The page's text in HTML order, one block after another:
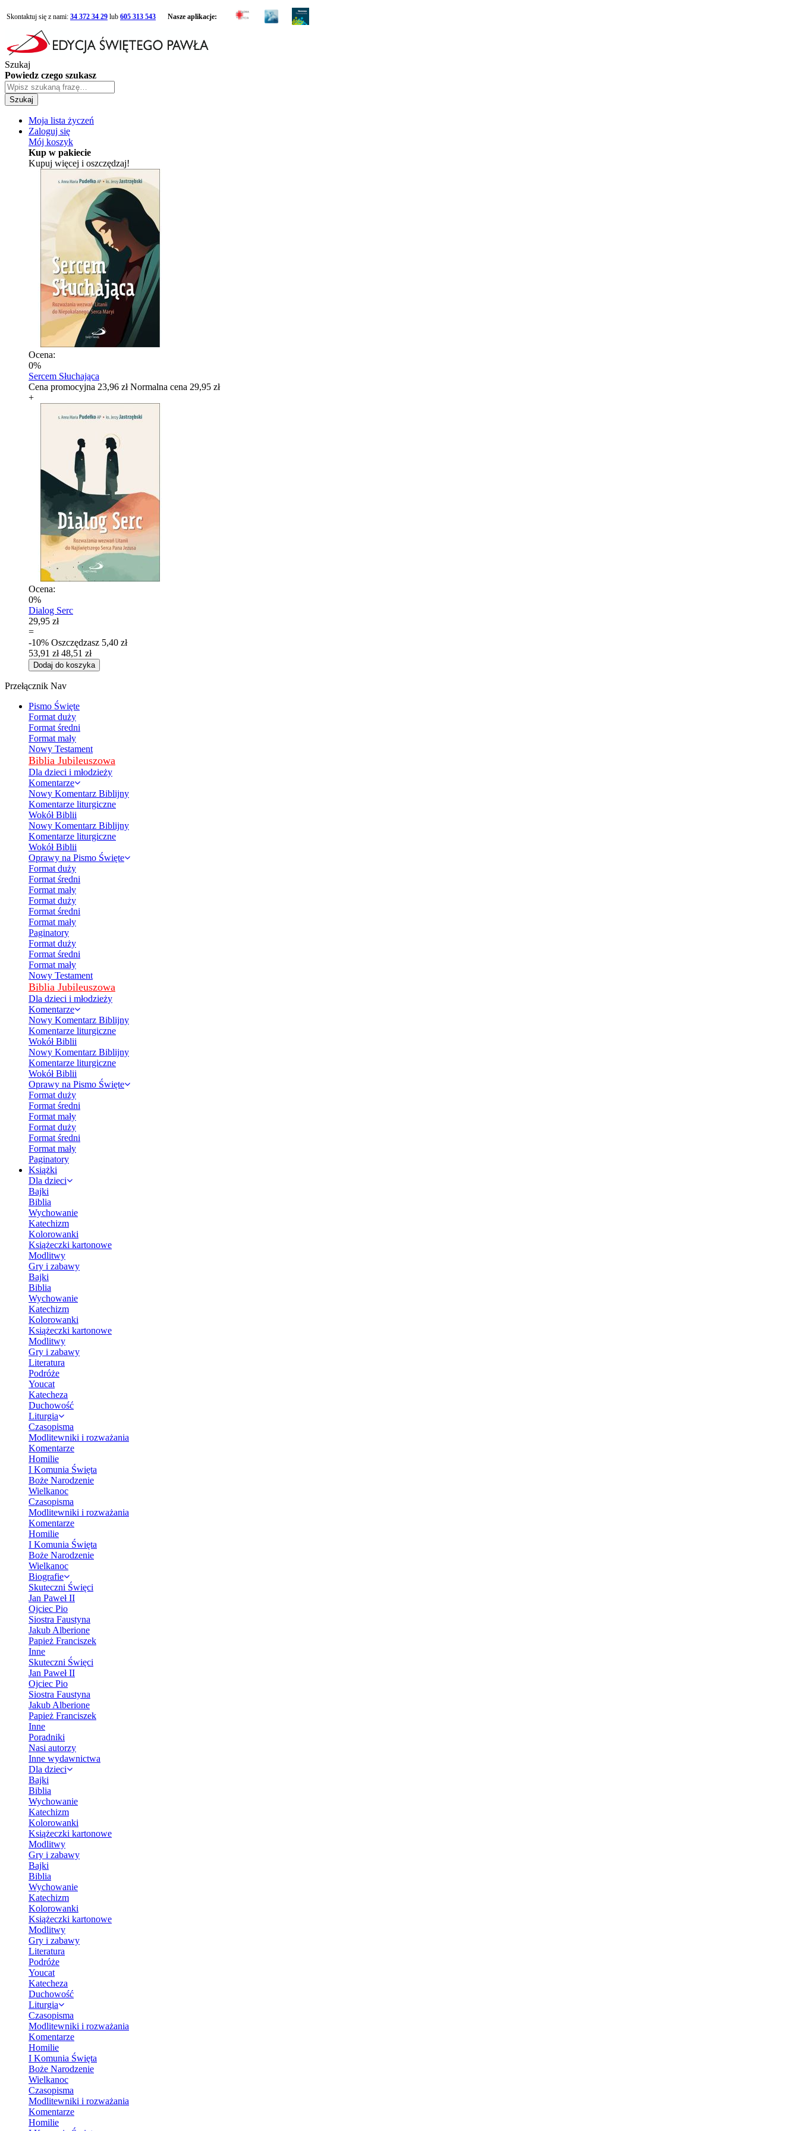
Skontaktuj się z nami: 34 372 34 29 lub 605 313 543 Nasze aplikacje:
Szukaj
Powiedz czego szukasz
Szukaj
Moja lista życzeń
Zaloguj się
Mój koszyk
Kup w pakiecie
Kupuj więcej i oszczędzaj!
Ocena:
0%
Sercem Słuchająca
Cena promocyjna 23,96 zł Normalna cena 29,95 zł
+
Ocena:
0%
Dialog Serc
29,95 zł
=
-10% Oszczędzasz 5,40 zł
53,91 zł 48,51 zł
Dodaj do koszyka
Przełącznik Nav
Pismo Święte
Format duży
Format średni
Format mały
Nowy Testament
Biblia Jubileuszowa
Dla dzieci i młodzieży
Komentarze
Nowy Komentarz Biblijny
Komentarze liturgiczne
Wokół Biblii
Nowy Komentarz Biblijny
Komentarze liturgiczne
Wokół Biblii
Oprawy na Pismo Święte
Format duży
Format średni
Format mały
Format duży
Format średni
Format mały
Paginatory
Format duży
Format średni
Format mały
Nowy Testament
Biblia Jubileuszowa
Dla dzieci i młodzieży
Komentarze
Nowy Komentarz Biblijny
Komentarze liturgiczne
Wokół Biblii
Nowy Komentarz Biblijny
Komentarze liturgiczne
Wokół Biblii
Oprawy na Pismo Święte
Format duży
Format średni
Format mały
Format duży
Format średni
Format mały
Paginatory
Książki
Dla dzieci
Bajki
Biblia
Wychowanie
Katechizm
Kolorowanki
Książeczki kartonowe
Modlitwy
Gry i zabawy
Bajki
Biblia
Wychowanie
Katechizm
Kolorowanki
Książeczki kartonowe
Modlitwy
Gry i zabawy
Literatura
Podróże
Youcat
Katecheza
Duchowość
Liturgia
Czasopisma
Modlitewniki i rozważania
Komentarze
Homilie
I Komunia Święta
Boże Narodzenie
Wielkanoc
Czasopisma
Modlitewniki i rozważania
Komentarze
Homilie
I Komunia Święta
Boże Narodzenie
Wielkanoc
Biografie
Skuteczni Święci
Jan Paweł II
Ojciec Pio
Siostra Faustyna
Jakub Alberione
Papież Franciszek
Inne
Skuteczni Święci
Jan Paweł II
Ojciec Pio
Siostra Faustyna
Jakub Alberione
Papież Franciszek
Inne
Poradniki
Nasi autorzy
Inne wydawnictwa
Dla dzieci
Bajki
Biblia
Wychowanie
Katechizm
Kolorowanki
Książeczki kartonowe
Modlitwy
Gry i zabawy
Bajki
Biblia
Wychowanie
Katechizm
Kolorowanki
Książeczki kartonowe
Modlitwy
Gry i zabawy
Literatura
Podróże
Youcat
Katecheza
Duchowość
Liturgia
Czasopisma
Modlitewniki i rozważania
Komentarze
Homilie
I Komunia Święta
Boże Narodzenie
Wielkanoc
Czasopisma
Modlitewniki i rozważania
Komentarze
Homilie